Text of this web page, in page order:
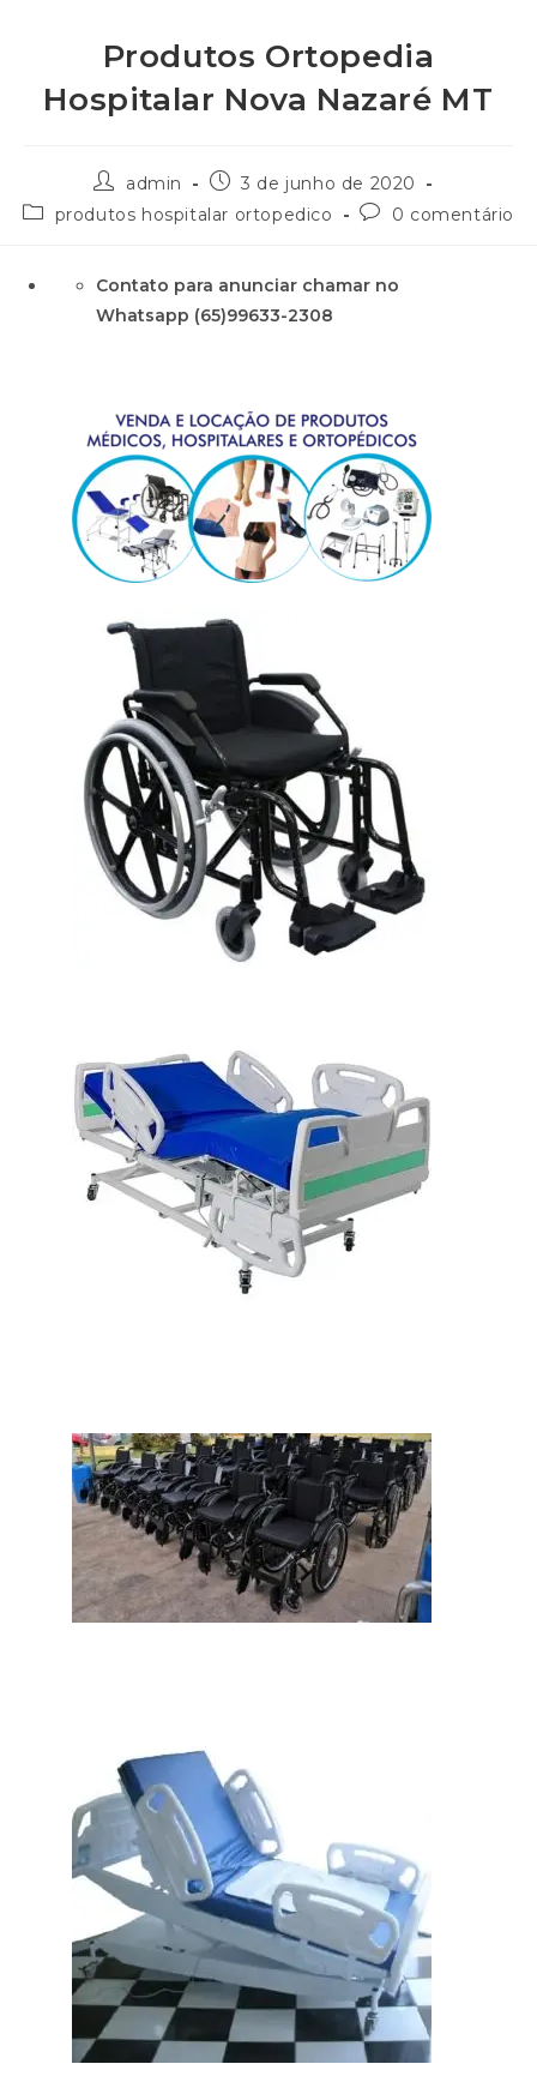
Produtos Ortopedia
Hospitalar Nova Nazaré MT
admin
3 de junho de 2020
produtos hospitalar ortopedico
0 comentário
Contato para anunciar chamar no
Whatsapp (65)99633-2308